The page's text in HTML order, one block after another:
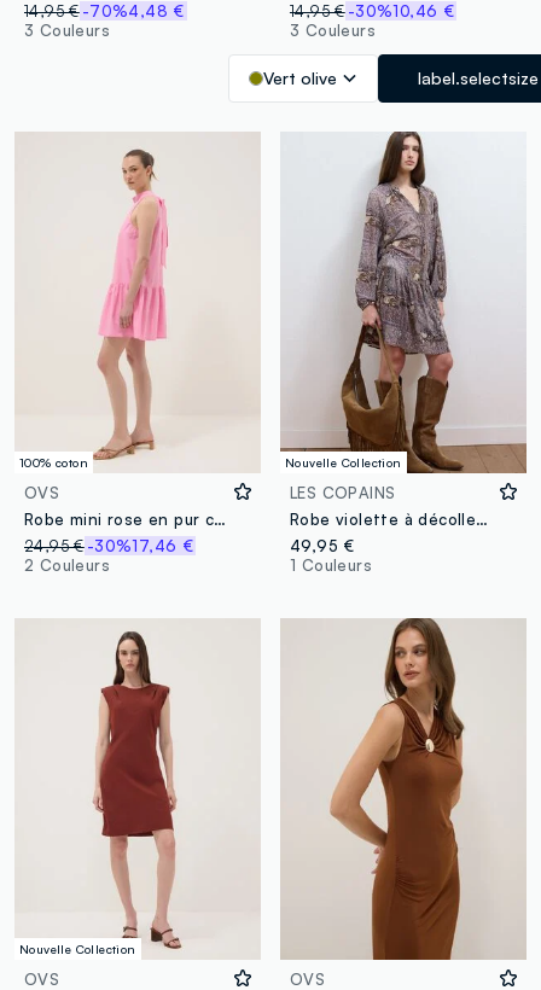
14,95 €-70%4,48 €
3 Couleurs
14,95 € -30%10,46 €
3 Couleurs
Vert olive label.selectsize
100% coton
OVS
Robe mini rose en pur coton à col montant
24,95 €-30%17,46 €
2 Couleurs
Nouvelle Collection
LES COPAINS
Robe violette à décolleté V plongeant et volant raffiné en bas
49,95 €
1 Couleurs
Nouvelle Collection
OVS
OVS